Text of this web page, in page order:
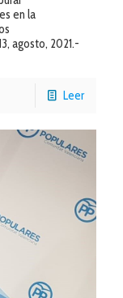
en la
agosto, 2021.-
Leer